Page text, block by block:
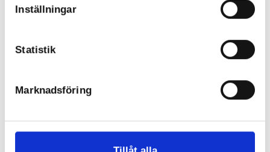
Inställningar
Statistik
Marknadsföring